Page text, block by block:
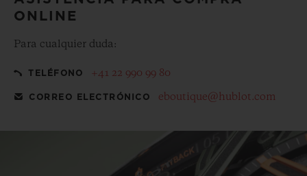
ONLINE
Para cualquier duda:
TELÉFONO +41 22 990 99 80
CORREO ELECTRÓNICO eboutique@hublot.com